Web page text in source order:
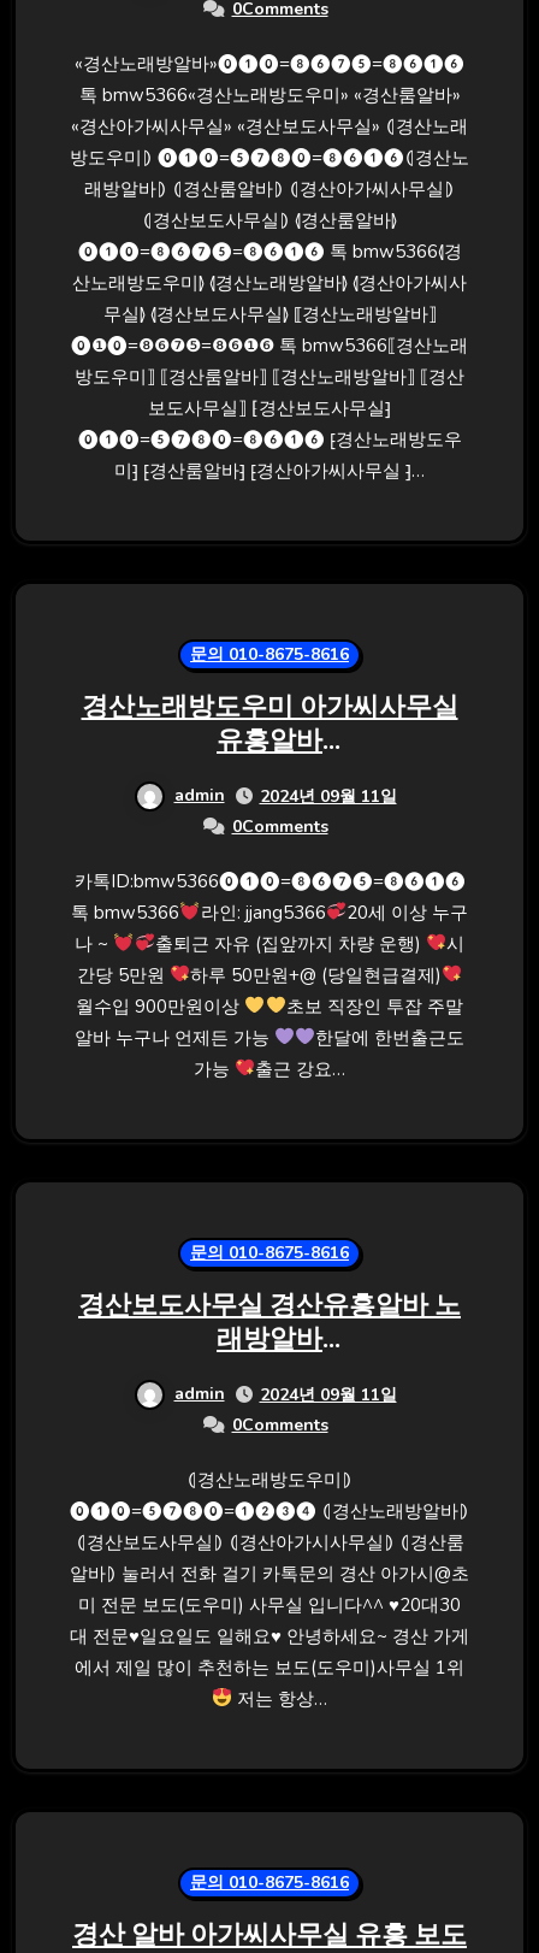
0Comments
«경산노래방알바»⓿❶⓿=❽❻❼❺=❽❻❶❻
톡 bmw5366«경산노래방도우미» «경산룸알바»
«경산아가씨사무실» «경산보도사무실» ⦇경산노래
방도우미⦈ ⓿❶⓿=❺❼❽⓿=❽❻❶❻⦇경산노
래방알바⦈ ⦇경산룸알바⦈ ⦇경산아가씨사무실⦈
⦇경산보도사무실⦈ ⦉경산룸알바⦊
⓿❶⓿=❽❻❼❺=❽❻❶❻ 톡 bmw5366⦉경
산노래방도우미⦊ ⦉경산노래방알바⦊ ⦉경산아가씨사
무실⦊ ⦉경산보도사무실⦊ ⟦경산노래방알바⟧
⓿❶⓿=❽❻❼❺=❽❻❶❻ 톡 bmw5366⟦경산노래
방도우미⟧ ⟦경산룸알바⟧ ⟦경산노래방알바⟧ ⟦경산
보도사무실⟧ ⁅경산보도사무실⁆
⓿❶⓿=❺❼❽⓿=❽❻❶❻ ⁅경산노래방도우
미⁆ ⁅경산룸알바⁆ ⁅경산아가씨사무실 ⁆…
문의 010-8675-8616
경산노래방도우미 아가씨사무실
유흥알바
⓿❶⓿=❽❻❼❺=❽❻❶❻ 톡
bmw5366
admin
2024년 09월 11일
0Comments
카톡ID:bmw5366⓿❶⓿=❽❻❼❺=❽❻❶❻
톡 bmw5366
라인: jjang5366
20세 이상 누구
나 ~
출퇴근 자유 (집앞까지 차량 운행)
시
간당 5만원
하루 50만원+@ (당일현급결제)
월수입 900만원이상
초보 직장인 투잡 주말
알바 누구나 언제든 가능
한달에 한번출근도
가능
출근 강요…
문의 010-8675-8616
경산보도사무실 경산유흥알바 노
래방알바
⓿❶⓿=❽❻❼❺=❸⓿⓿❽ 톡
bmw5366
admin
2024년 09월 11일
0Comments
⦇경산노래방도우미⦈
⓿❶⓿=❺❼❽⓿=❶❷❸❹ ⦇경산노래방알바⦈
⦇경산보도사무실⦈ ⦇경산아가시사무실⦈ ⦇경산룸
알바⦈ 눌러서 전화 걸기 카톡문의 경산 아가시@초
미 전문 보도(도우미) 사무실 입니다^^ ♥20대30
대 전문♥일요일도 일해요♥ 안녕하세요~ 경산 가게
에서 제일 많이 추천하는 보도(도우미)사무실 1위
저는 항상…
문의 010-8675-8616
경산 알바 아가씨사무실 유흥 보도